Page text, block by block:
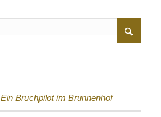
Ein Bruchpilot im Brunnenhof